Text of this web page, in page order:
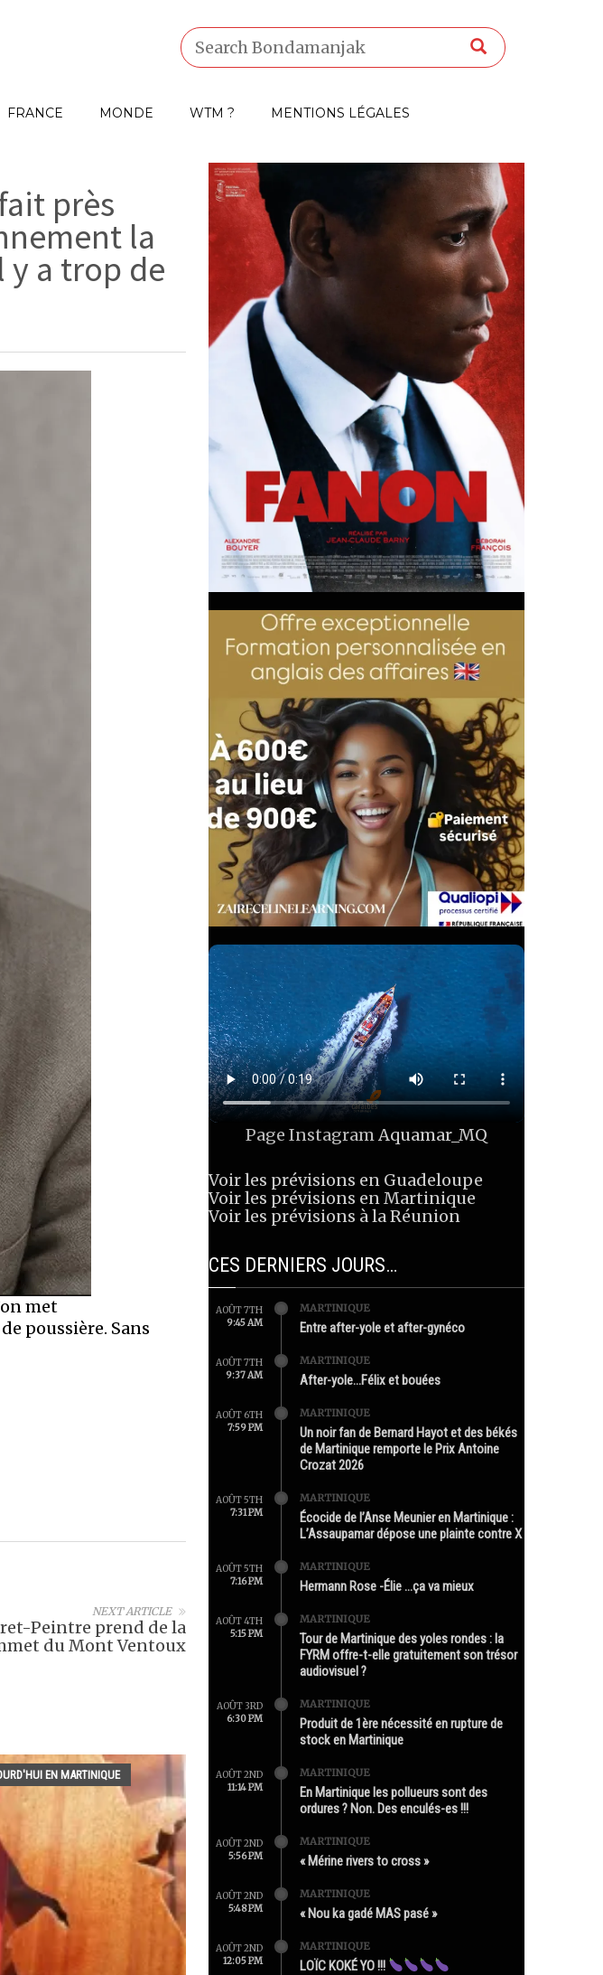
FRANCE MONDE WTM ? MENTIONS LÉGALES
près
la
y a trop de
met
poussière. Sans
NEXT ARTICLE
Peintre prend de la
du Mont Ventoux
EN MARTINIQUE
Page InstagramAquamar_MQ
Voir les prévisions en Guadeloupe
Voir les prévisions en Martinique
Voir les prévisions à la Réunion
CES DERNIERS JOURS…
AOÛT 7TH
9:45 AM
MARTINIQUE
Entre after-yole et after-gynéco
AOÛT 7TH
9:37 AM
MARTINIQUE
After-yole…Félix et bouées
AOÛT 6TH
7:59 PM
MARTINIQUE
Un noir fan de Bernard Hayot et des békés
de Martinique remporte le Prix Antoine
Crozat 2026
AOÛT 5TH
7:31 PM
MARTINIQUE
Écocide de l’Anse Meunier en Martinique :
L’Assaupamar dépose une plainte contre X
AOÛT 5TH
7:16 PM
MARTINIQUE
Hermann Rose -Élie …ça va mieux
AOÛT 4TH
5:15 PM
MARTINIQUE
Tour de Martinique des yoles rondes : la
FYRM offre-t-elle gratuitement son trésor
audiovisuel ?
AOÛT 3RD
6:30 PM
MARTINIQUE
Produit de 1ère nécessité en rupture de
stock en Martinique
AOÛT 2ND
11:14 PM
MARTINIQUE
En Martinique les pollueurs sont des
ordures ? Non. Des enculés-es !!!
AOÛT 2ND
5:56 PM
MARTINIQUE
« Mérine rivers to cross »
AOÛT 2ND
5:48 PM
MARTINIQUE
« Nou ka gadé MAS pasé »
AOÛT 2ND
12:05 PM
MARTINIQUE
LOÏC KOKÉ YO !!!